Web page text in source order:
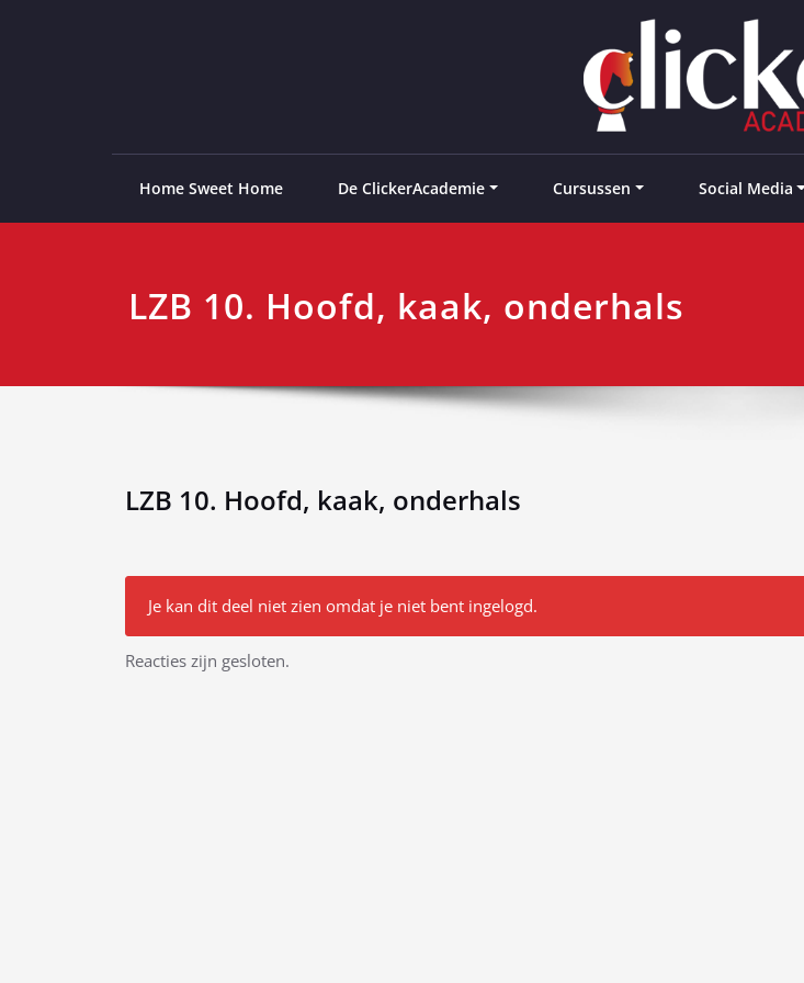
Home Sweet Home De ClickerAcademie Cursussen Social Media
LZB 10. Hoofd, kaak, onderhals
LZB 10. Hoofd, kaak, onderhals
Je kan dit deel niet zien omdat je niet bent ingelogd.
Bericht
Reacties zijn gesloten.